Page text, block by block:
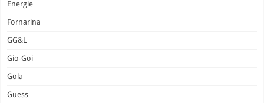
Energie
Fornarina
GG&L
Gio-Goi
Gola
Guess